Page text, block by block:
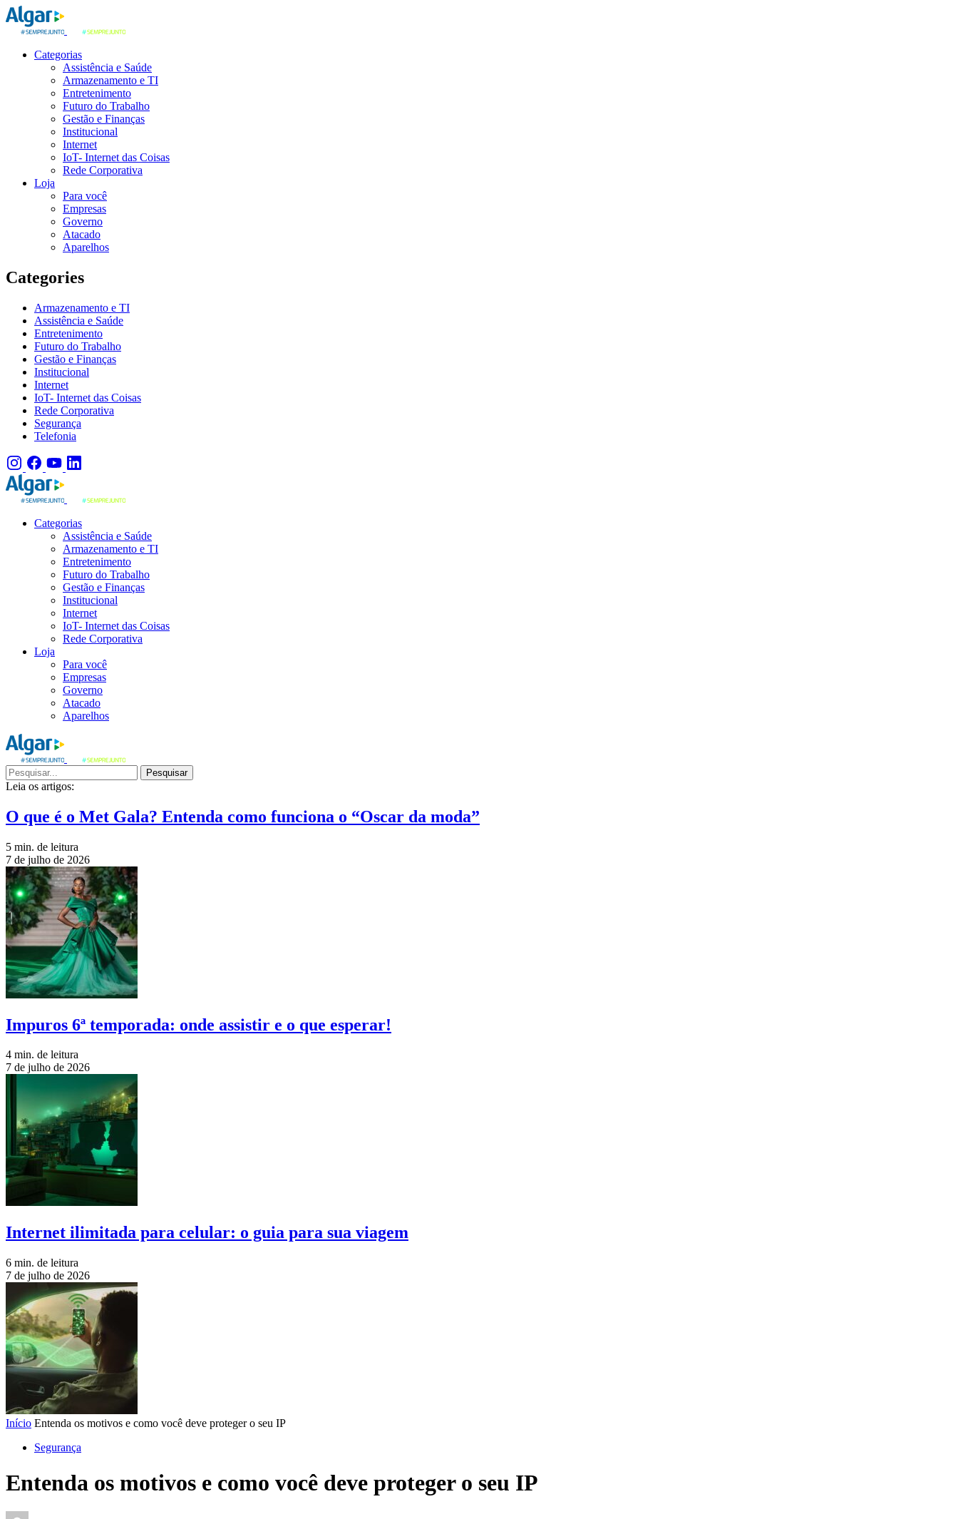
Categorias
Assistência e Saúde
Armazenamento e TI
Entretenimento
Futuro do Trabalho
Gestão e Finanças
Institucional
Internet
IoT- Internet das Coisas
Rede Corporativa
Loja
Para você
Empresas
Governo
Atacado
Aparelhos
Categories
Armazenamento e TI
Assistência e Saúde
Entretenimento
Futuro do Trabalho
Gestão e Finanças
Institucional
Internet
IoT- Internet das Coisas
Rede Corporativa
Segurança
Telefonia
Categorias
Assistência e Saúde
Armazenamento e TI
Entretenimento
Futuro do Trabalho
Gestão e Finanças
Institucional
Internet
IoT- Internet das Coisas
Rede Corporativa
Loja
Para você
Empresas
Governo
Atacado
Aparelhos
Pesquisar
Leia os artigos:
O que é o Met Gala? Entenda como funciona o “Oscar da moda”
5 min. de leitura
7 de julho de 2026
Impuros 6ª temporada: onde assistir e o que esperar!
4 min. de leitura
7 de julho de 2026
Internet ilimitada para celular: o guia para sua viagem
6 min. de leitura
7 de julho de 2026
Início Entenda os motivos e como você deve proteger o seu IP
Segurança
Entenda os motivos e como você deve proteger o seu IP